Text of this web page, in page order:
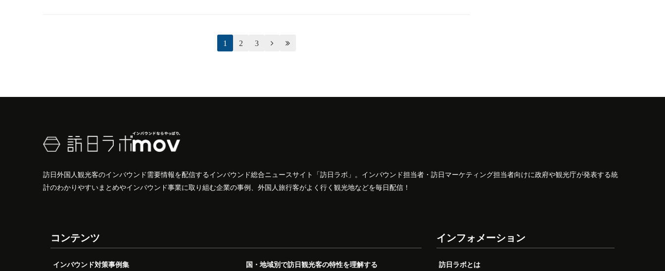
1 2 3  
訪日外国人観光客のインバウンド需要情報を配信するインバウンド総合ニュースサイト「訪日ラボ」。インバウンド担当者・訪日マーケティング担当者向けに政府や観光庁が発表する統
計のわかりやすいまとめやインバウンド事業に取り組む企業の事例、外国人旅行客がよく行く観光地などを毎日配信！
コンテンツ
インバウンド対策事例集
国・地域別で訪日観光客の特性を理解する
インフォメーション
訪日ラボとは